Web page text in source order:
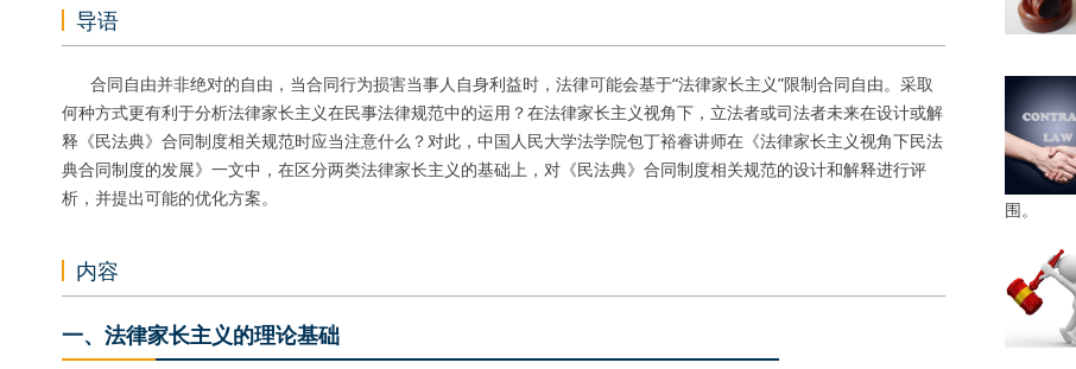
导语
合同自由并非绝对的自由，当合同行为损害当事人自身利益时，法律可能会基于“法律家长主义”限制合同自由。采取
何种方式更有利于分析法律家长主义在民事法律规范中的运用？在法律家长主义视角下，立法者或司法者未来在设计或解
释《民法典》合同制度相关规范时应当注意什么？对此，中国人民大学法学院包丁裕睿讲师在《法律家长主义视角下民法
典合同制度的发展》一文中，在区分两类法律家长主义的基础上，对《民法典》合同制度相关规范的设计和解释进行评
析，并提出可能的优化方案。
内容
一、法律家长主义的理论基础
围。